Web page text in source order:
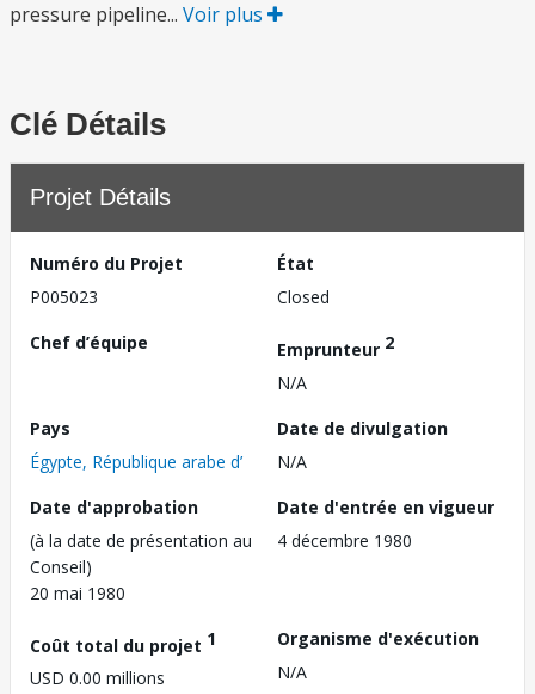
pressure pipeline... Voir plus
Clé Détails
Projet Détails
Numéro du Projet
P005023
État
Closed
Chef d’équipe
Emprunteur 2
N/A
Pays
Égypte, République arabe d’
Date de divulgation
N/A
Date d'approbation
(à la date de présentation au
Conseil)
20 mai 1980
Date d'entrée en vigueur
4 décembre 1980
Coût total du projet 1
USD 0.00 millions
Organisme d'exécution
N/A